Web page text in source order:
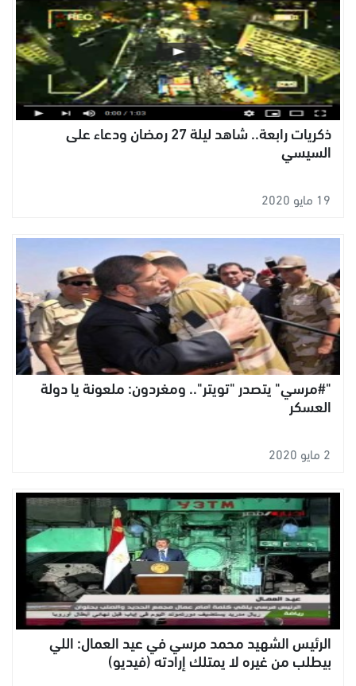
ذكريات رابعة.. شاهد ليلة 27 رمضان ودعاء على
السيسي
19 مايو 2020
"#مرسي" يتصدر "تويتر".. ومغردون: ملعونة يا دولة
العسكر
2 مايو 2020
الرئيس الشهيد محمد مرسي في عيد العمال: اللي
بيطلب من غيره لا يمتلك إرادته (فيديو)